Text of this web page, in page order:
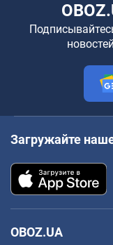
Загружайте
OBOZ.UA